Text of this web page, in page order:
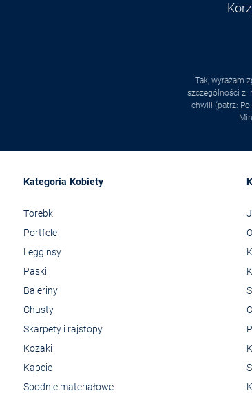
Tak, wyrażam
szczególności z
chwili (patrz:
Kategoria Kobiety
Torebki
Portfele
Legginsy
Paski
Baleriny
Chusty
Skarpety i rajstopy
Kozaki
Kapcie
Spodnie materiałowe